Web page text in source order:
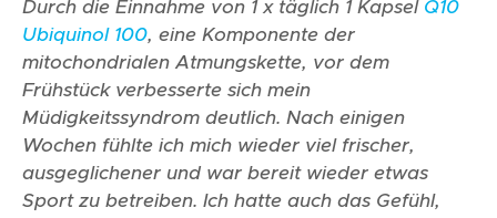
Durch die Einnahme von 1 x täglich 1 Kapsel Q10
Ubiquinol 100, eine Komponente der
mitochondrialen Atmungskette, vor dem
Frühstück verbesserte sich mein
Müdigkeitssyndrom deutlich. Nach einigen
Wochen fühlte ich mich wieder viel frischer,
ausgeglichener und war bereit wieder etwas
Sport zu betreiben. Ich hatte auch das Gefühl,